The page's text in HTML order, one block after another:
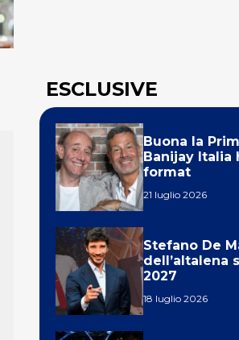
ESCLUSIVE
Buona la
Banijay Italia
format
21 luglio 2026
Stefano De
dell’altalena
2027
18 luglio 2026